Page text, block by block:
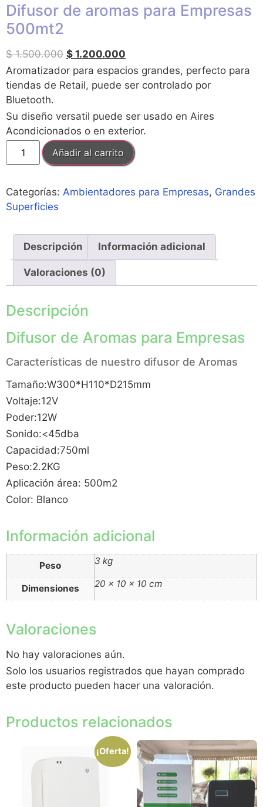
Difusor de aromas para Empresas
500mt2
$1.500.000 $ 1.200.000
Aromatizador para espacios grandes, perfecto para
tiendas de Retail, puede ser controlado por
Bluetooth.
Su diseño versatil puede ser usado en Aires
Acondicionados o en exterior.
Añadir al carrito
Categorías: Ambientadores para Empresas, Grandes
Superficies
Descripción Información adicional
Valoraciones (0)
Descripción
Difusor de Aromas para Empresas
Características de nuestro difusor de Aromas
Tamaño:W300*H110*D215mm
Voltaje:12V
Poder:12W
Sonido:<45dba
Capacidad:750ml
Peso:2.2KG
Aplicación área: 500m2
Color: Blanco
Información adicional
Peso 3 kg
Dimensiones 20 × 10 × 10 cm
Valoraciones
No hay valoraciones aún.
Solo los usuarios registrados que hayan comprado
este producto pueden hacer una valoración.
Productos relacionados
¡Oferta!